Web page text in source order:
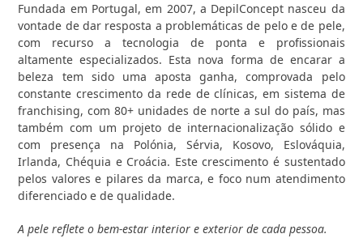
Fundada em Portugal, em 2007, a DepilConcept nasceu da
vontade de dar resposta a problemáticas de pelo e de pele,
com recurso a tecnologia de ponta e profissionais
altamente especializados. Esta nova forma de encarar a
beleza tem sido uma aposta ganha, comprovada pelo
constante crescimento da rede de clínicas, em sistema de
franchising, com 80+ unidades de norte a sul do país, mas
também com um projeto de internacionalização sólido e
com presença na Polónia, Sérvia, Kosovo, Eslováquia,
Irlanda, Chéquia e Croácia. Este crescimento é sustentado
pelos valores e pilares da marca, e foco num atendimento
diferenciado e de qualidade.
A pele reflete o bem-estar interior e exterior de cada pessoa.